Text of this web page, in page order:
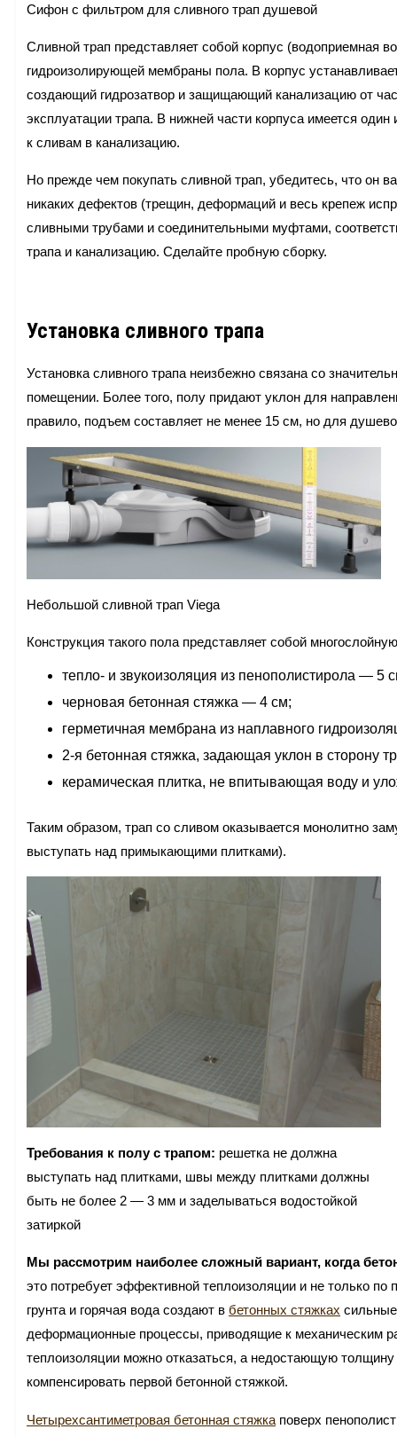
Сифон с фильтром для сливного трап душевой
Сливной трап представляет собой корпус (водоприемная
гидроизолирующей мембраны пола. В корпус
создающий гидрозатвор и защищающий канализацию от
эксплуатации трапа. В нижней части корпуса имеется
к сливам в канализацию.
Но прежде чем покупать сливной трап, убедитесь, что он
никаких дефектов (трещин, деформаций и весь крепеж
сливными трубами и соединительными муфтами,
трапа и канализацию. Сделайте пробную сборку.
Установка сливного трапа
Установка сливного трапа неизбежно связана со
помещении. Более того, полу придают уклон для
правило, подъем составляет не менее 15 см, но для
Небольшой сливной трап Viega
Конструкция такого пола представляет собой
тепло- и звукоизоляция из пенополистирола — 5
черновая бетонная стяжка — 4 см;
герметичная мембрана из наплавного
2-я бетонная стяжка, задающая уклон в сторону
керамическая плитка, не впитывающая воду и
Таким образом, трап со сливом оказывается монолитно
выступать над примыкающими плитками).
Требования к полу с трапом: решетка не должна
выступать над плитками, швы между плитками должны
быть не более 2 — 3 мм и заделываться водостойкой
затиркой
Мы рассмотрим наиболее сложный вариант, когда
это потребует эффективной теплоизоляции и не только по
грунта и горячая вода создают в бетонных стяжках
деформационные процессы, приводящие к механическим
теплоизоляции можно отказаться, а недостающую
компенсировать первой бетонной стяжкой.
Четырехсантиметровая бетонная стяжка поверх